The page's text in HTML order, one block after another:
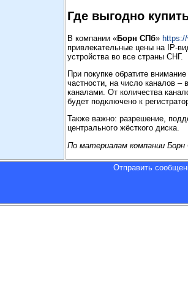
Где выгодно
В компании «Борн СПб»
привлекательные цены на IP-
устройства во все страны СНГ.
При покупке обратите
частности, на число каналов
каналами. От количества
будет подключено к
Также важно: разрешение,
центрального жёсткого диска.
По материалам компании Борн
Отправить